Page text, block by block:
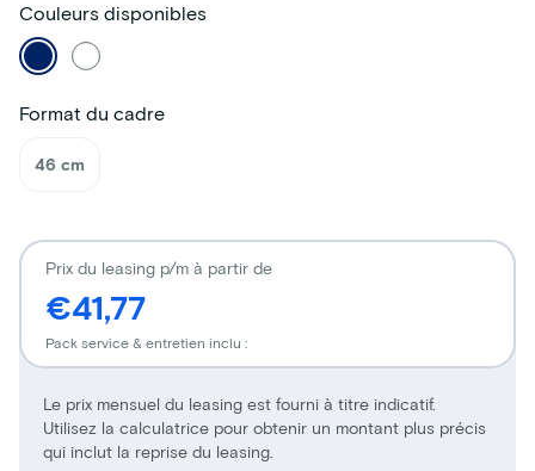
Couleurs disponibles
Format du cadre
46 cm
Le prix mensuel du leasing est fourni à titre indicatif.
Utilisez la calculatrice pour obtenir un montant plus précis
qui inclut la reprise du leasing.
Prix du leasing p/m à partir de
€41,77
Pack service & entretien inclu :